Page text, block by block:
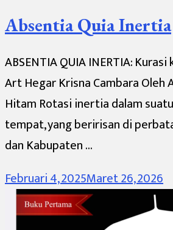
Absentia Quia Inertia
ABSENTIA QUIA INERTIA:
Art Hegar Krisna Cambara Oleh
Hitam Rotasi inertia dalam
tempat, yang beririsan di
dan Kabupaten …
Februari 4, 2025Maret 26, 2026